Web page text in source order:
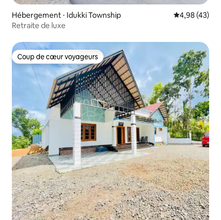
Hébergement ⋅ Idukki Township Évaluation
4,98 (43)
Retraite de luxe
Coup de cœur voyageurs
Coup de cœur voyageurs